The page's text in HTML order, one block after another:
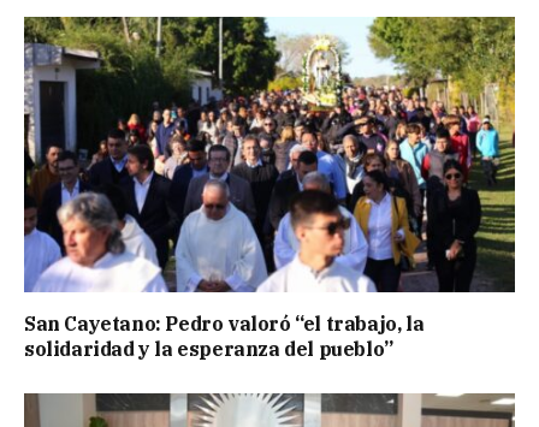
San Cayetano: Pedro valoró “el trabajo, la
solidaridad y la esperanza del pueblo”